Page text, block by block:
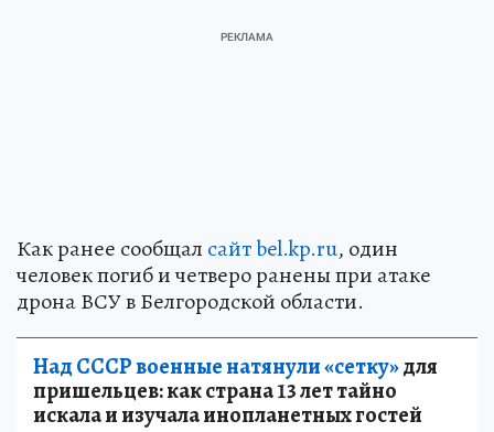
Как ранее сообщал сайт bel.kp.ru, один
человек погиб и четверо ранены при атаке
дрона ВСУ в Белгородской области.
Над СССР военные натянули «сетку»для
пришельцев: как страна 13 лет тайно
искала и изучала инопланетных гостей